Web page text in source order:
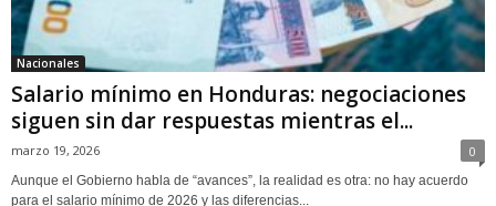
Nacionales
Salario mínimo en Honduras: negociaciones
siguen sin dar respuestas mientras el...
marzo 19, 2026 0
Aunque el Gobierno habla de “avances”, la realidad es otra: no hay acuerdo
para el salario mínimo de 2026 y las diferencias...